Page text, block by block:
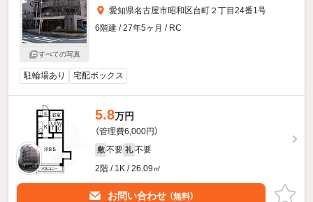
すべての写真
愛知県名古屋市昭和区台町２丁目24番1号
6階建 / 27年5ヶ月 / RC
駐輪場あり 宅配ボックス
5.8万円
（管理費6,000円）
敷 不要 礼 不要
2階 / 1K / 26.09㎡
お問い合わせ （無料）